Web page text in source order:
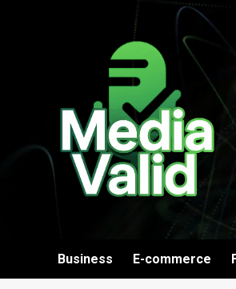
Business E-commerce